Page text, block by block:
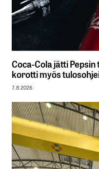
Coca-Cola jätti
korotti myös
7.8.2026